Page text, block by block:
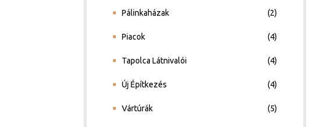
Pálinkaházak (2)
Piacok (4)
Tapolca Látnivalói (4)
Új Építkezés (4)
Vártúrák (5)